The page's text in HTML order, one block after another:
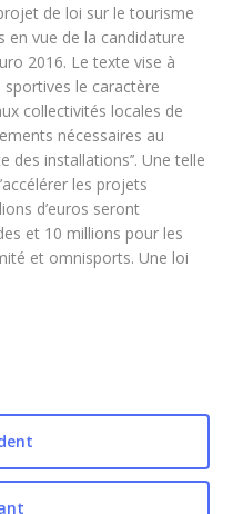
de loi sur le tourisme
vue de la candidature
2016. Le texte vise à
le caractère
collectivités locales de
nécessaires au
installations’’. Une telle
les projets
d’euros seront
et 10 millions pour les
et omnisports. Une loi